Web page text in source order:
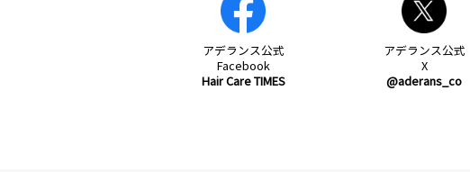
アデランス公式
Facebook
Hair Care TIMES
アデランス公式
X
@aderans_co